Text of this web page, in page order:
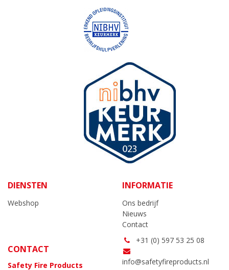
DIENSTEN
Webshop
INFORMATIE
Ons bedrijf
Nieuws
Contact
CONTACT
Safety Fire Products
+31 (0) 597 53 25 08
info@safetyfireproducts.nl